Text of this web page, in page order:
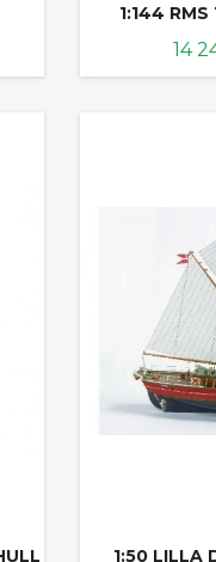
1:144
14
1:50 LILLA